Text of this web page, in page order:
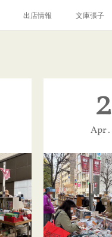
出店情報 文庫張子
Apr